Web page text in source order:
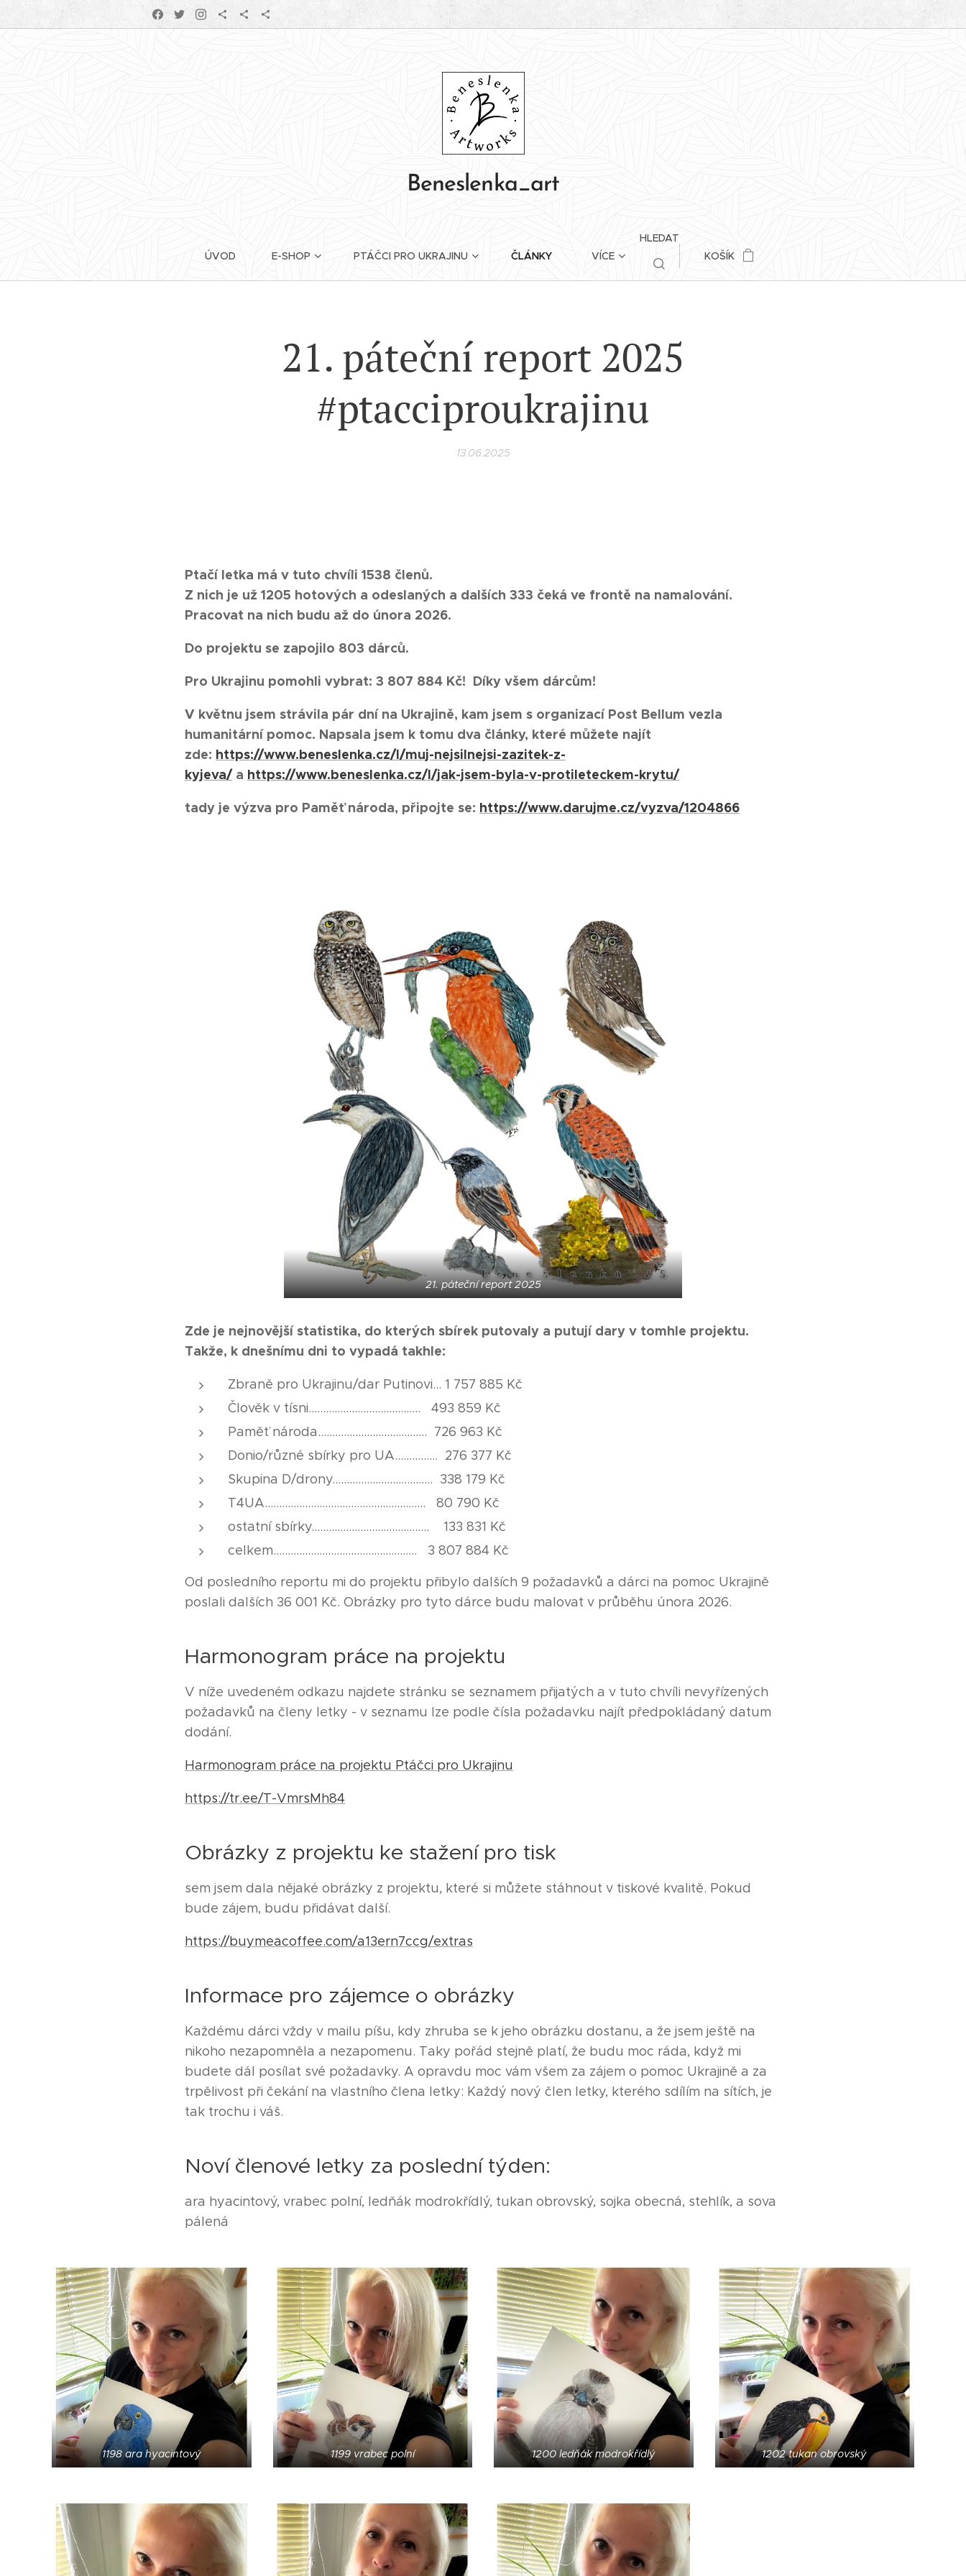
Beneslenka_art
ÚVOD E-SHOP PTÁČCI PRO UKRAJINU ČLÁNKY VÍCE
HLEDAT
KOŠÍK
21. páteční report 2025
#ptacciproukrajinu
13.06.2025
Ptačí letka má v tuto chvíli 1538 členů.
Z nich je už 1205 hotových a odeslaných a dalších 333 čeká ve frontě na namalování.
Pracovat na nich budu až do února 2026.
Do projektu se zapojilo 803 dárců.
Pro Ukrajinu pomohli vybrat: 3 807 884 Kč! Díky všem dárcům!
V květnu jsem strávila pár dní na Ukrajině, kam jsem s organizací Post Bellum vezla
humanitární pomoc. Napsala jsem k tomu dva články, které můžete najít
zde: https://www.beneslenka.cz/l/muj-nejsilnejsi-zazitek-z-
kyjeva/a https://www.beneslenka.cz/l/jak-jsem-byla-v-protileteckem-krytu/
tady je výzva pro Paměť národa, připojte se: https://www.darujme.cz/vyzva/1204866
21. páteční report 2025
Zde je nejnovější statistika, do kterých sbírek putovaly a putují dary v tomhle projektu.
Takže, k dnešnímu dni to vypadá takhle:
Zbraně pro Ukrajinu/dar Putinovi... 1 757 885 Kč
Člověk v tísni....................................... 493 859 Kč
Paměť národa...................................... 726 963 Kč
Donio/různé sbírky pro UA............... 276 377 Kč
Skupina D/drony................................... 338 179 Kč
T4UA........................................................ 80 790 Kč
ostatní sbírky......................................... 133 831 Kč
celkem.................................................. 3 807 884 Kč
Od posledního reportu mi do projektu přibylo dalších 9 požadavků a dárci na pomoc Ukrajině
poslali dalších 36 001 Kč. Obrázky pro tyto dárce budu malovat v průběhu února 2026.
Harmonogram práce na projektu
V níže uvedeném odkazu najdete stránku se seznamem přijatých a v tuto chvíli nevyřízených
požadavků na členy letky - v seznamu lze podle čísla požadavku najít předpokládaný datum
dodání.
Harmonogram práce na projektu Ptáčci pro Ukrajinu
https://tr.ee/T-VmrsMh84
Obrázky z projektu ke stažení pro tisk
sem jsem dala nějaké obrázky z projektu, které si můžete stáhnout v tiskové kvalitě. Pokud
bude zájem, budu přidávat další.
https://buymeacoffee.com/a13ern7ccg/extras
Informace pro zájemce o obrázky
Každému dárci vždy v mailu píšu, kdy zhruba se k jeho obrázku dostanu, a že jsem ještě na
nikoho nezapomněla a nezapomenu. Taky pořád stejně platí, že budu moc ráda, když mi
budete dál posílat své požadavky. A opravdu moc vám všem za zájem o pomoc Ukrajině a za
trpělivost při čekání na vlastního člena letky: Každý nový člen letky, kterého sdílím na sítích, je
tak trochu i váš.
Noví členové letky za poslední týden:
ara hyacintový, vrabec polní, ledňák modrokřídlý, tukan obrovský, sojka obecná, stehlík, a sova
pálená ❤
1198 ara hyacintový 1199 vrabec polní 1200 ledňák modrokřídlý 1202 tukan obrovský